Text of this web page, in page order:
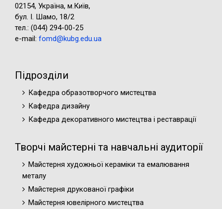
02154, Україна, м.Київ,
бул. І. Шамо, 18/2
тел.: (044) 294-00-25
e-mail: fomd@kubg.edu.ua
Підрозділи
Кафедра образотворчого мистецтва
Кафедра дизайну
Кафедра декоративного мистецтва і реставрації
Творчі майстерні та навчальні аудиторії
Майстерня художньої кераміки та емалювання
металу
Майстерня друкованої графіки
Майстерня ювелірного мистецтва